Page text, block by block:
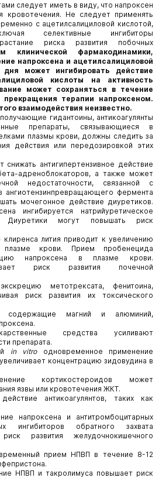
следует иметь в виду, что напроксен
кровотечения. Не следует применять
с ацетилсалициловой кислотой,
селективные ингибиторы
риска развития побочных
клинической фармакодинамики,
напроксена и ацетилсалициловой
может ингибировать действие
кислоты на активность
может сохраняться в течение
терапии напроксеном.
взаимодействия неизвестно.
гидантоины, антикоагулянты
препараты, связывающиеся в
плазмы крови, должны следить за
действия или передозировкой этих
антигипертензивное действие
адреноблокаторов, а также может
недостаточности, связанной с
ангиотензинпревращающего фермента
мочегонное действие диуретиков.
ингибируется натрийуретическое
Диуретики могут повышать риск
клиренса лития приводит к увеличению
крови. Прием пробенецида
напроксена в плазме крови.
риск развития почечной
метотрексата, фенитоина,
риск развития их токсического
содержащие магний и алюминий,
средства усиливают
препарата.
in vitroодновременное применение
концентрацию зидовудина в
кортикостероидов может
язвы или кровотечения ЖКТ.
антикоагулянтов, таких как
напроксена и антитромбоцитарных
ингибиторов обратного захвата
развития желудочно­кишечного
прием НПВП в течение 8-12
НПВП и такролимуса повышает риск